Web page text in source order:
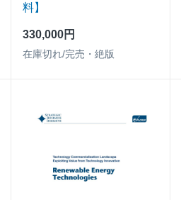
料】
330,000円
在庫切れ/完売・絶版